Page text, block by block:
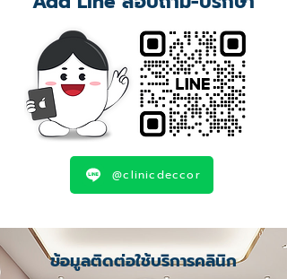
@clinicdeccor
ข้อมูลติดต่อใช้บริการคลินิก